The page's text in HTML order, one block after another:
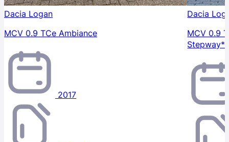
Dacia Logan
MCV 0.9 TCe Ambiance
2017
Dacia
MCV 0.9